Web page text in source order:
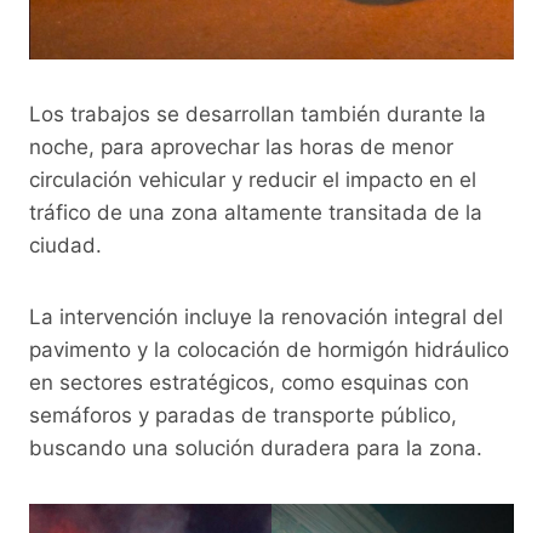
Los trabajos se desarrollan también durante la
noche, para aprovechar las horas de menor
circulación vehicular y reducir el impacto en el
tráfico de una zona altamente transitada de la
ciudad.
La intervención incluye la renovación integral del
pavimento y la colocación de hormigón hidráulico
en sectores estratégicos, como esquinas con
semáforos y paradas de transporte público,
buscando una solución duradera para la zona.